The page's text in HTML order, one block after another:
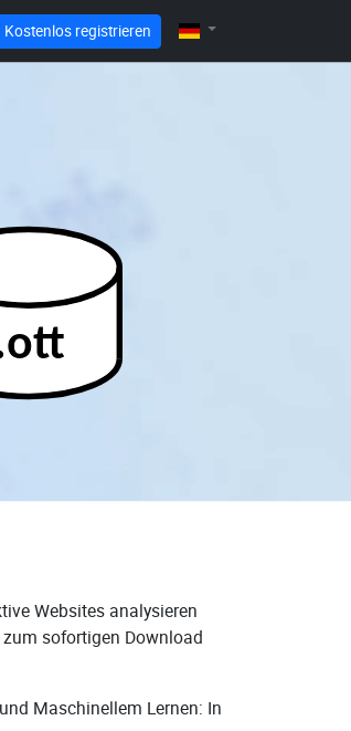
Kostenlos registrieren
Websites analysieren
sofortigen Download
Maschinellem Lernen: In